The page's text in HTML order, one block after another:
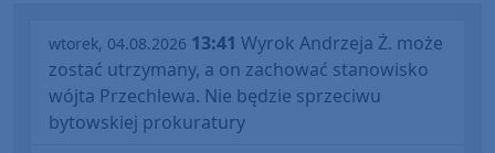
wtorek, 04.08.2026 13:41 Wyrok Andrzeja Ż. może
zostać utrzymany, a on zachować stanowisko
wójta Przechlewa. Nie będzie sprzeciwu
bytowskiej prokuratury